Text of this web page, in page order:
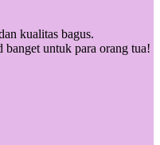
kualitas bagus.
banget untuk para orang tua!